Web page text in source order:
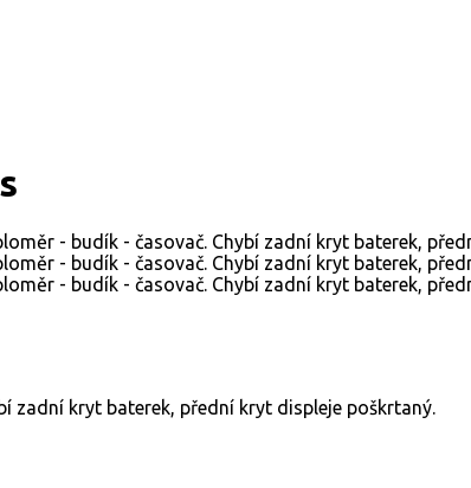
zadní kryt baterek, přední kryt displeje poškrtaný.